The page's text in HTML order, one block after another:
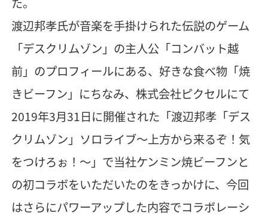
渡辺邦孝氏が音楽を手掛けられた伝説のゲーム
「デスクリムゾン」の主人公「コンバット越
前」のプロフィールにある、好きな食べ物「焼
きビーフン」にちなみ、​株式会社ピクセルにて
2019年3月31日に開催された「渡辺邦孝「デス
クリムゾン」ソロライブ〜上方から来るぞ！気
をつけろぉ！〜」で当社ケンミン焼ビーフンと
の初コラボをいただいたのをきっかけに、今回
はさらにパワーアップした内容でコラボレーシ